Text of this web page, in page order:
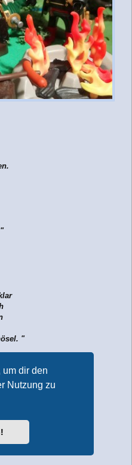
um dir den
Nutzung zu
"